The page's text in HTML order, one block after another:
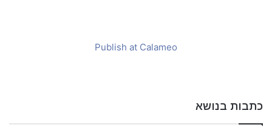
Publish at Calameo
כתבות בנושא